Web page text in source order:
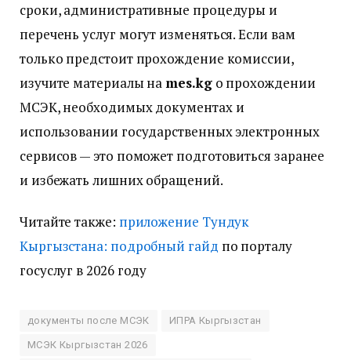
сроки, административные процедуры и
перечень услуг могут изменяться. Если вам
только предстоит прохождение комиссии,
изучите материалы на mes.kgо прохождении
МСЭК, необходимых документах и
использовании государственных электронных
сервисов — это поможет подготовиться заранее
и избежать лишних обращений.
Читайте также: приложение Тундук
Кыргызстана: подробный гайд по порталу
госуслуг в 2026 году
документы после МСЭК ИПРА Кыргызстан
МСЭК Кыргызстан 2026